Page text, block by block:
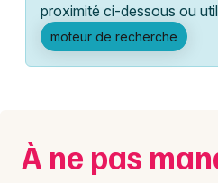
Activité & Expérience
Manifestations
Spectacles
Lyon
Marseille
Nantes
proximité ci-dessous ou
moteur de recherche
À ne pas